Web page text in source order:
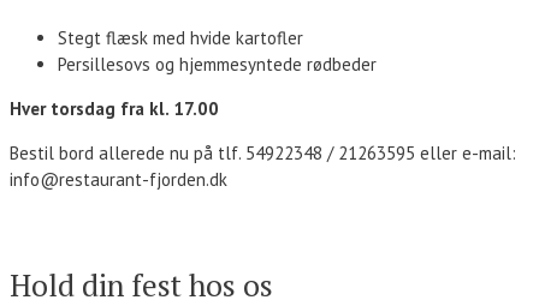
Stegt flæsk med hvide kartofler
Persillesovs og hjemmesyntede rødbeder
Hver torsdag fra kl. 17.00
Bestil bord allerede nu på tlf. 54922348 / 21263595 eller e-mail:
info@restaurant-fjorden.dk
Hold din fest hos os